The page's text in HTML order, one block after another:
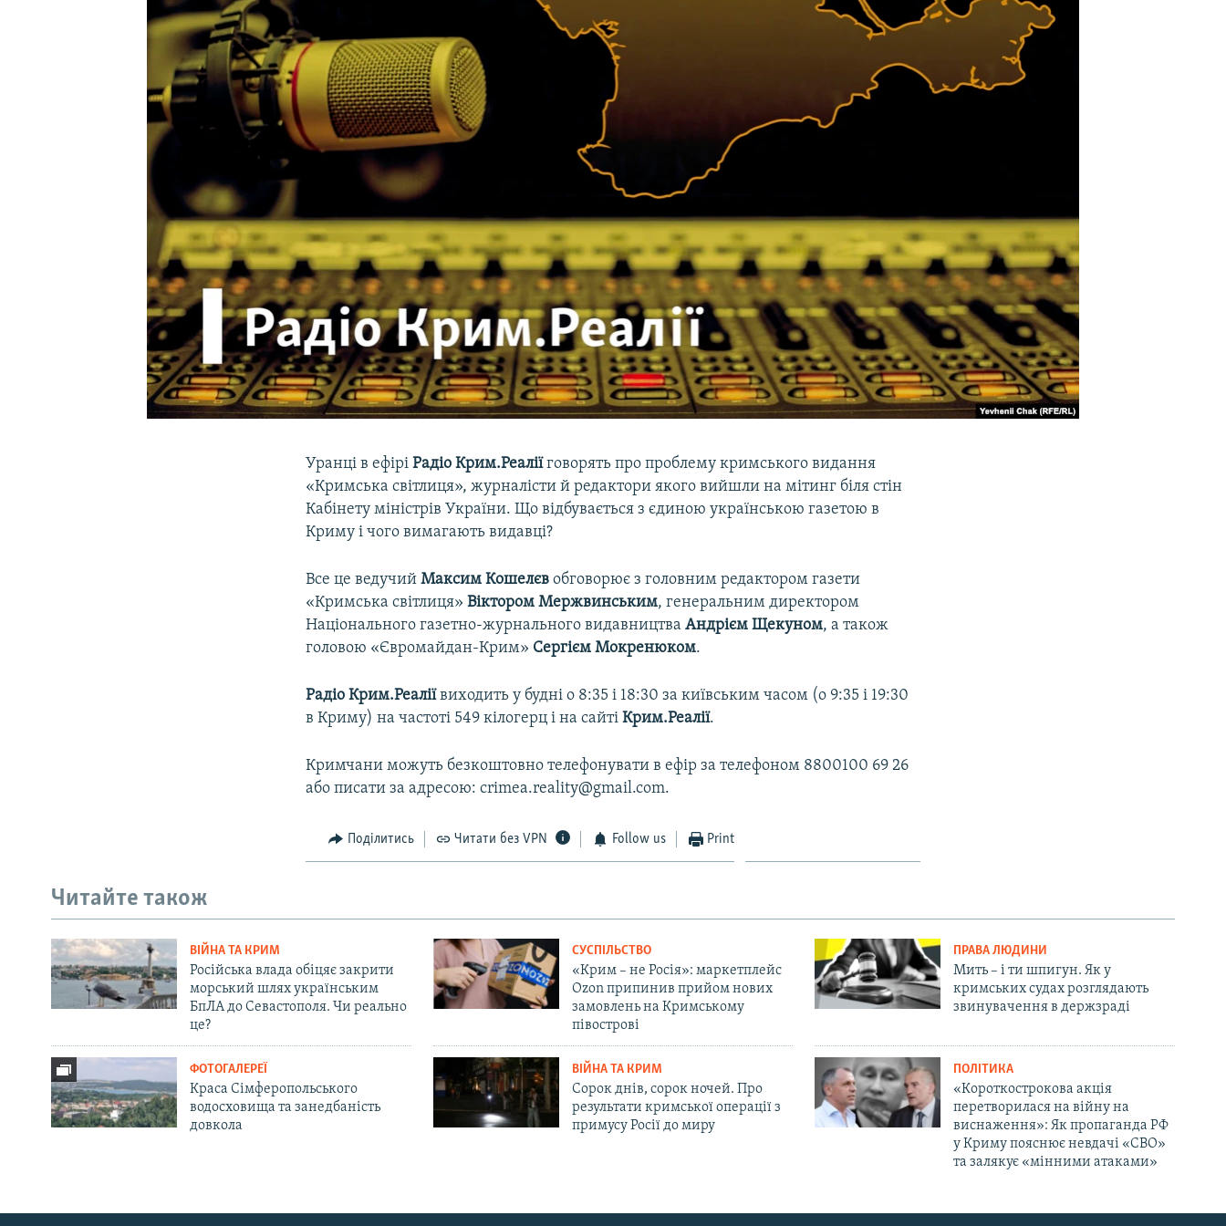
УКРАЇНСЬКА ПРОБЛЕМА КРИМУ
Русский
Уранці в ефіріРадіо Крим.Реаліїговорять про проблему кримського видання
«Кримська світлиця», журналісти й редактори якого вийшли на мітинг біля стін
Кабінету міністрів України. Що відбувається з єдиною українською газетою в
Криму і чого вимагають видавці?
Все це ведучийМаксим Кошелєв обговорює з головним редактором газети
«Кримська світлиця»Віктором Мержвинським, генеральним директором
Національного газетно-журнального видавництва Андрієм Щекуном, а також
головою «Євромайдан-Крим» Сергієм Мокренюком.
Радіо Крим.Реаліївиходить у будні о 8:35 і 18:30 за київським часом (о 9:35 і 19:30
в Криму) на частоті 549 кілогерц і на сайтіКрим.Реалії.
Кримчани можуть безкоштовно телефонувати в ефір за телефоном 8800100 69 26
або писати за адресою: crimea.reality@gmail.com.
Поділитись Читати без VPN Follow us Print
Читайте також
ВІЙНА ТА КРИМ
Російська влада обіцяє закрити
морський шлях українським
БпЛА до Севастополя. Чи реально
це?
СУСПІЛЬСТВО
«Крим – не Росія»: маркетплейс
Ozon припинив прийом нових
замовлень на Кримському
півострові
ПРАВА ЛЮДИНИ
Мить – і ти шпигун. Як у
кримських судах розглядають
звинувачення в держзраді
ФОТОГАЛЕРЕЇ
Краса Сімферопольського
водосховища та занедбаність
довкола
ВІЙНА ТА КРИМ
Сорок днів, сорок ночей. Про
результати кримської операції з
примусу Росії до миру
ПОЛІТИКА
«Короткострокова акція
перетворилася на війну на
виснаження»: Як пропаганда РФ
у Криму пояснює невдачі «СВО»
та залякує «мінними атаками»